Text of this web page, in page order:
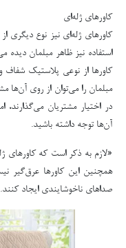
کاورهای ژله‌ای
کاورهای ژله‌ای نیز نوع دیگری
استفاده نیز ظاهر مبلمان دیده
کاورها از نوعی پلاستیک
مبلمان را می‌توان از روی آن‌ها
در اختیار مشتریان می‌گذارند،‌
آن‌ها توجه داشته باشید.
«لازم به ذکر است که کاورهای
همچنین این کاورها عرق‌گیر
صداهای ناخوشایندی ایجاد